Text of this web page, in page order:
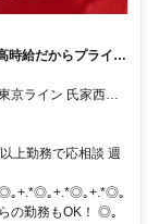
時給だからプライベ
【履歴書不要】
京ライン 氏家西口
上勤務で応相談 週
｡+.*◎｡+.*◎｡+.*◎｡
の勤務もOK！ ◎｡